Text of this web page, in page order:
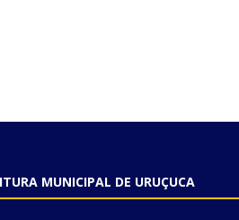
MUNICIPAL DE URUÇUCA